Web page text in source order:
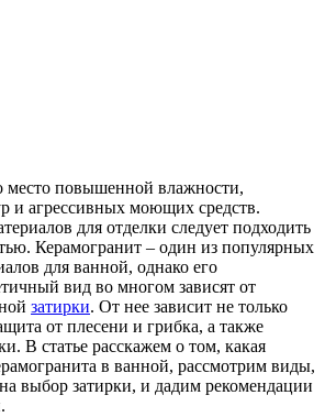
место повышенной влажности,
и агрессивных моющих средств.
для отделки следует подходить
Керамогранит – один из популярных
для ванной, однако его
вид во многом зависят от
затирки. От нее зависит не только
от плесени и грибка, а также
В статье расскажем о том, какая
в ванной, рассмотрим виды,
выбор затирки, и дадим рекомендации